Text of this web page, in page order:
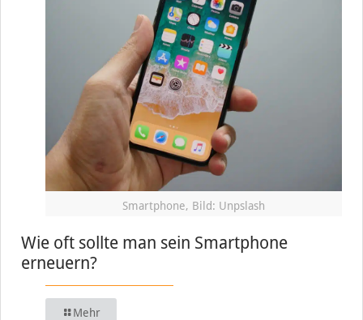
Smartphone, Bild: Unpslash
Wie oft sollte man sein Smartphone
erneuern?
Mehr